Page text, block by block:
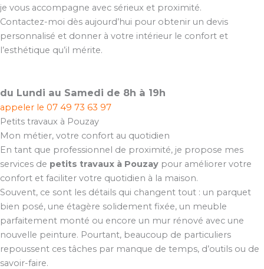
je vous accompagne avec sérieux et proximité.
Contactez-moi dès aujourd’hui pour obtenir un devis
personnalisé et donner à votre intérieur le confort et
l’esthétique qu’il mérite.
du Lundi au Samedi de 8h à 19h
appeler le 07 49 73 63 97
Petits travaux à Pouzay
Mon métier, votre confort au quotidien
En tant que professionnel de proximité, je propose mes
services de petits travaux à Pouzay pour améliorer votre
confort et faciliter votre quotidien à la maison.
Souvent, ce sont les détails qui changent tout : un parquet
bien posé, une étagère solidement fixée, un meuble
parfaitement monté ou encore un mur rénové avec une
nouvelle peinture. Pourtant, beaucoup de particuliers
repoussent ces tâches par manque de temps, d’outils ou de
savoir-faire.